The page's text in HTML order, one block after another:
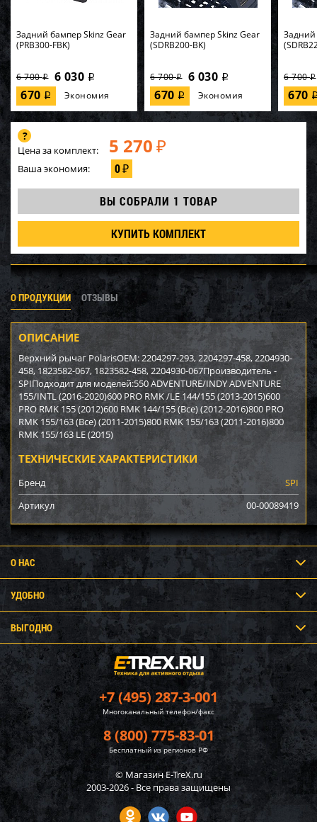
Задний бампер Skinz Gear
(PRB300-FBK)
6 700i 6 030 i
670 i Экономия
Задний бампер Skinz Gear
(SDRB200-BK)
6 700i 6 030 i
670 i Экономия
Задний
6 700i
670
Цена за комплект: 5 270 ₽
Ваша экономия: 0₽
ВЫ СОБРАЛИ 1 ТОВАР
КУПИТЬ КОМПЛЕКТ
О ПРОДУКЦИИ ОТЗЫВЫ
ОПИСАНИЕ
Верхний рычаг PolarisОЕМ: 2204297-293, 2204297-458, 2204930-
458, 1823582-067, 1823582-458, 2204930-067Производитель -
SPIПодходит для моделей:550 ADVENTURE/INDY ADVENTURE
155/INTL (2016-2020)600 PRO RMK /LE 144/155 (2013-2015)600
PRO RMK 155 (2012)600 RMK 144/155 (Все) (2012-2016)800 PRO
RMK 155/163 (Все) (2011-2015)800 RMK 155/163 (2011-2016)800
RMK 155/163 LE (2015)
ТЕХНИЧЕСКИЕ ХАРАКТЕРИСТИКИ
Бренд
SPI
Артикул
00-00089419
+7 (495) 287-3-001
Многоканальный телефон/факс
8 (800) 775-83-01
Бесплатный из регионов РФ
© Магазин E-TreX.ru
2003-2026 - Все права защищены
О НАС
УДОБНО
ВЫГОДНО